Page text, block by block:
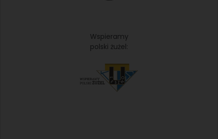
Wspieramy
polski żużel: